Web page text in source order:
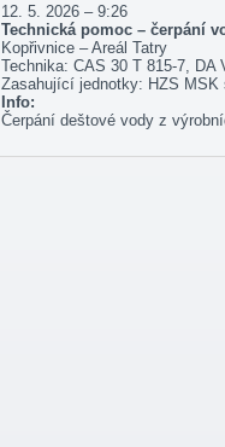
12. 5. 2026 – 9:26
Technická pomoc – čerpání
Kopřivnice – Areál Tatry
Technika: CAS 30 T 815-7, DA
Zasahující jednotky: HZS
Info:
Čerpání deštové vody z